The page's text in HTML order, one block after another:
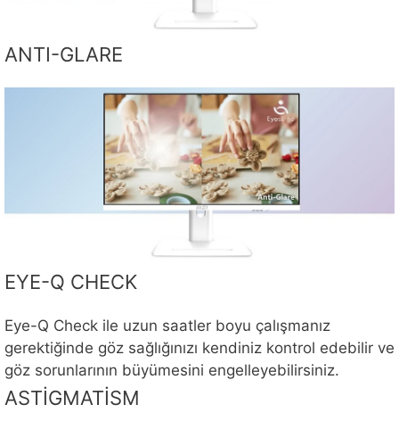
ANTI-GLARE
EYE-Q CHECK
Eye-Q Check ile uzun saatler boyu çalışmanız
gerektiğinde göz sağlığınızı kendiniz kontrol edebilir ve
göz sorunlarının büyümesini engelleyebilirsiniz.
ASTİGMATİSM